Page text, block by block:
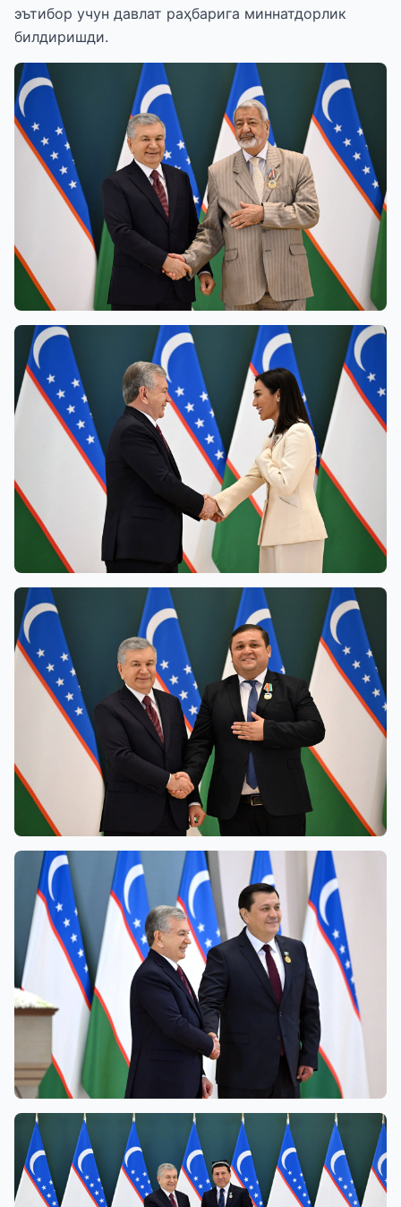
эътибор учун давлат раҳбарига миннатдорлик
билдиришди.